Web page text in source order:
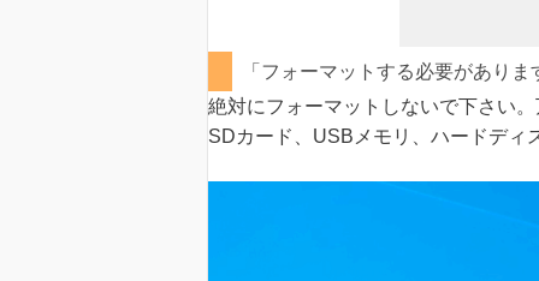
「フォーマットする必要があり
絶対にフォーマットしないで下さい
SDカード、USBメモリ、ハードディ